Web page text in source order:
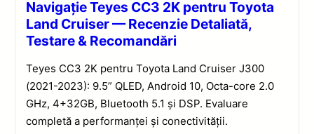
Navigație Teyes CC3 2K pentru Toyota
Land Cruiser — Recenzie Detaliată,
Testare & Recomandări
Teyes CC3 2K pentru Toyota Land Cruiser J300
(2021-2023): 9.5” QLED, Android 10, Octa-core 2.0
GHz, 4+32GB, Bluetooth 5.1 și DSP. Evaluare
completă a performanței și conectivității.